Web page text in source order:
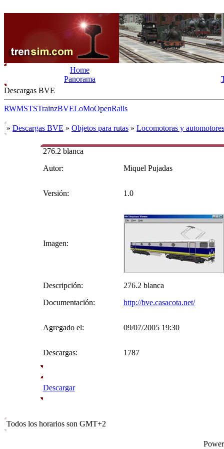
Home
Panorama
Descargas BVE
RWMSTSTrainzBVELoMoOpenRails
» Descargas BVE » Objetos para rutas » Locomotoras y automotores
276.2 blanca
Autor:
Miquel Pujadas
Versión: 1.0
Imagen:
Descripción:
276.2 blanca
Documentación:
http://bve.casacota.net/
Agregado el: 09/07/2005 19:30
Descargas: 1787
Descargar
Todos los horarios son GMT+2